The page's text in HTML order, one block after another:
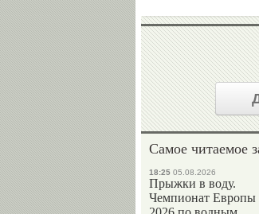
Самое читаемое
18:25 05.08.2026
Прыжки в воду.
Чемпионат Европы